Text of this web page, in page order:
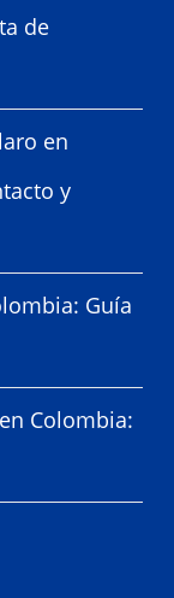
de
en
y
Guía
Colombia: